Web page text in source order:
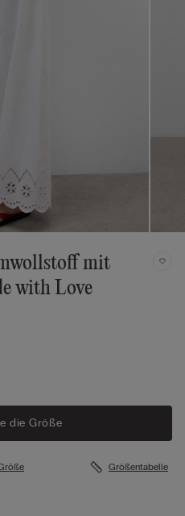
mit
with Love
die Größe
Größentabelle